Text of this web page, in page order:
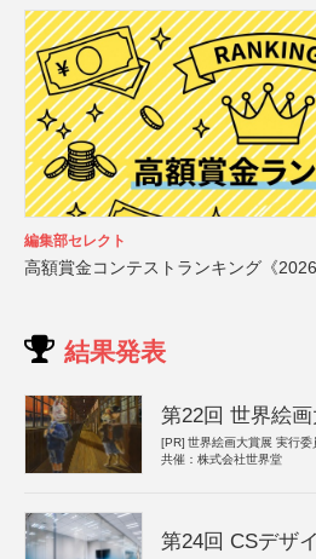
編集部セレクト
高額賞金コンテストランキング《2026
結果発表
第22回 世界絵
[PR] 世界絵画大賞展 実行委
共催：株式会社世界堂
第24回 CSデザ